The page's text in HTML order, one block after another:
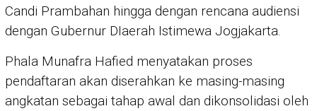
Candi Prambahan hingga dengan rencana audiensi
dengan Gubernur DIaerah Istimewa Jogjakarta.
Phala Munafra Hafied menyatakan proses
pendaftaran akan diserahkan ke masing-masing
angkatan sebagai tahap awal dan dikonsolidasi oleh